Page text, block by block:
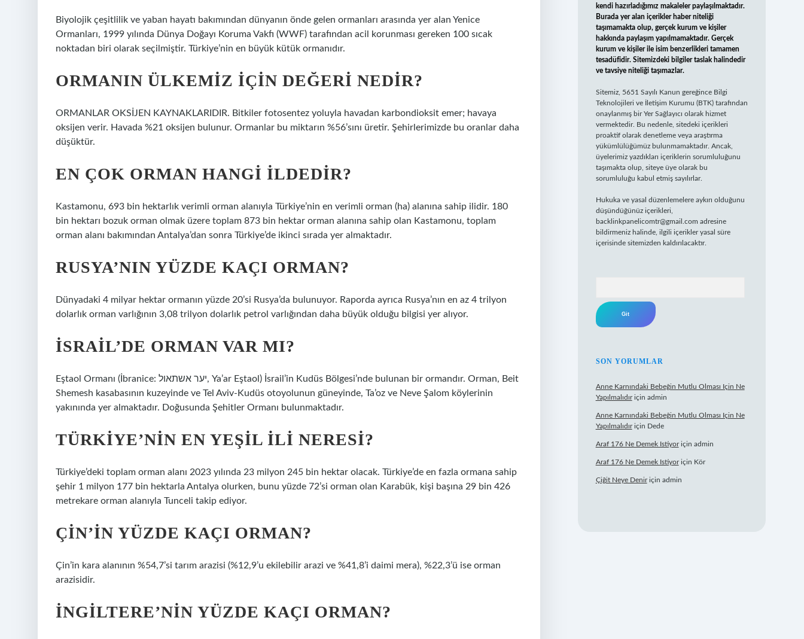
Biyolojik çeşitlilik ve yaban hayatı bakımından dünyanın önde gelen ormanları arasında yer alan Yenice
Ormanları, 1999 yılında Dünya Doğayı Koruma Vakfı (WWF) tarafından acil korunması gereken 100 sıcak
noktadan biri olarak seçilmiştir. Türkiye’nin en büyük kütük ormanıdır.
ORMANIN ÜLKEMIZ IÇIN DEĞERI NEDIR?
ORMANLAR OKSİJEN KAYNAKLARIDIR. Bitkiler fotosentez yoluyla havadan karbondioksit emer; havaya
oksijen verir. Havada %21 oksijen bulunur. Ormanlar bu miktarın %56’sını üretir. Şehirlerimizde bu oranlar daha
düşüktür.
EN ÇOK ORMAN HANGI ILDEDIR?
Kastamonu, 693 bin hektarlık verimli orman alanıyla Türkiye’nin en verimli orman (ha) alanına sahip ilidir. 180
bin hektarı bozuk orman olmak üzere toplam 873 bin hektar orman alanına sahip olan Kastamonu, toplam
orman alanı bakımından Antalya’dan sonra Türkiye’de ikinci sırada yer almaktadır.
RUSYA’NIN YÜZDE KAÇI ORMAN?
Dünyadaki 4 milyar hektar ormanın yüzde 20’si Rusya’da bulunuyor. Raporda ayrıca Rusya’nın en az 4 trilyon
dolarlık orman varlığının 3,08 trilyon dolarlık petrol varlığından daha büyük olduğu bilgisi yer alıyor.
İSRAIL’DE ORMAN VAR MI?
Eştaol Ormanı (İbranice: יער אשתאול, Ya’ar Eştaol) İsrail’in Kudüs Bölgesi’nde bulunan bir ormandır. Orman, Beit
Shemesh kasabasının kuzeyinde ve Tel Aviv-Kudüs otoyolunun güneyinde, Ta’oz ve Neve Şalom köylerinin
yakınında yer almaktadır. Doğusunda Şehitler Ormanı bulunmaktadır.
TÜRKIYE’NIN EN YEŞIL ILI NERESI?
Türkiye’deki toplam orman alanı 2023 yılında 23 milyon 245 bin hektar olacak. Türkiye’de en fazla ormana sahip
şehir 1 milyon 177 bin hektarla Antalya olurken, bunu yüzde 72’si orman olan Karabük, kişi başına 29 bin 426
metrekare orman alanıyla Tunceli takip ediyor.
ÇIN’IN YÜZDE KAÇI ORMAN?
Çin’in kara alanının %54,7’si tarım arazisi (%12,9’u ekilebilir arazi ve %41,8’i daimi mera), %22,3’ü ise orman
arazisidir.
İNGILTERE’NIN YÜZDE KAÇI ORMAN?
kendi hazırladığımız makaleler paylaşılmaktadır.
Burada yer alan içerikler haber niteliği
taşımamakta olup, gerçek kurum ve kişiler
hakkında paylaşım yapılmamaktadır. Gerçek
kurum ve kişiler ile isim benzerlikleri tamamen
tesadüfidir. Sitemizdeki bilgiler taslak halindedir
ve tavsiye niteliği taşımazlar.
Sitemiz, 5651 Sayılı Kanun gereğince Bilgi
Teknolojileri ve İletişim Kurumu (BTK) tarafından
onaylanmış bir Yer Sağlayıcı olarak hizmet
vermektedir. Bu nedenle, sitedeki içerikleri
proaktif olarak denetleme veya araştırma
yükümlülüğümüz bulunmamaktadır. Ancak,
üyelerimiz yazdıkları içeriklerin sorumluluğunu
taşımakta olup, siteye üye olarak bu
sorumluluğu kabul etmiş sayılırlar.
Hukuka ve yasal düzenlemelere aykırı olduğunu
düşündüğünüz içerikleri,
backlinkpanelicomtr@gmail.com adresine
bildirmeniz halinde, ilgili içerikler yasal süre
içerisinde sitemizden kaldırılacaktır.
SON YORUMLAR
Anne Karnındaki Bebeğin Mutlu Olması Için Ne
Yapılmalıdıriçin admin
Anne Karnındaki Bebeğin Mutlu Olması Için Ne
Yapılmalıdıriçin Dede
Araf 176 Ne Demek Istiyoriçin admin
Araf 176 Ne Demek Istiyoriçin Kör
Çiğit Neye Deniriçin admin